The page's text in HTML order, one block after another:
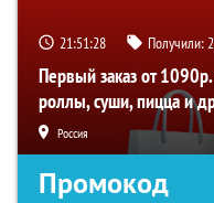
21:51:27 Получили:
Первый заказ от
роллы, суши, пицца и
Россия
Промокод